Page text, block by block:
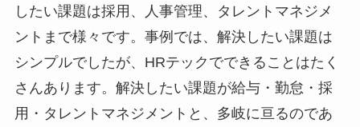
したい課題は採用、人事管理、タレントマネジメ
ントまで様々です。事例では、解決したい課題は
シンプルでしたが、HRテックでできることはたく
さんあります。解決したい課題が給与・勤怠・採
用・タレントマネジメントと、多岐に亘るのであ